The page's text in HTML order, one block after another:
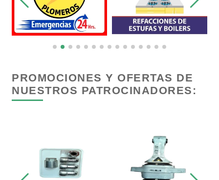
Deportes
Dermatólogos
Desperdicios Industriales
PROMOCIONES Y OFERTAS DE
NUESTROS PATROCINADORES: